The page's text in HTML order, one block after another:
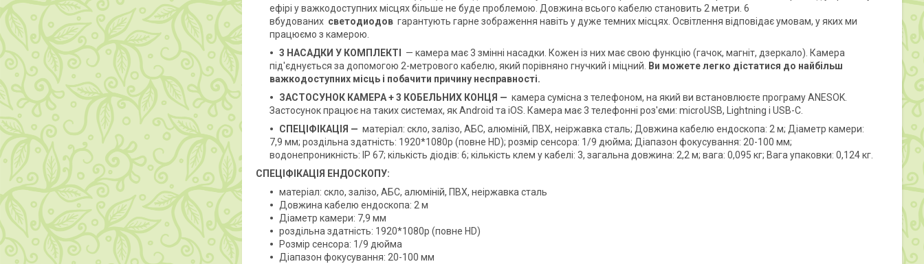
ефірі у важкодоступних місцях більше не буде проблемою. Довжина всього кабелю становить 2 метри. 6
вбудованих светодиодов гарантують гарне зображення навіть у дуже темних місцях. Освітлення відповідає умовам, у яких ми
працюємо з камерою.
3 НАСАДКИ У КОМПЛЕКТІ
— камера має 3 змінні насадки. Кожен із них має свою функцію (гачок, магніт, дзеркало). Камера
під'єднується за допомогою 2-метрового кабелю, який порівняно гнучкий і міцний.
Ви можете легко дістатися до найбільш
важкодоступних місць і побачити причину несправності.
ЗАСТОСУНОК КАМЕРА + 3 КОБЕЛЬНИХ КОНЦЯ — камера сумісна з телефоном, на який ви встановлюєте програму ANESOK.
Застосунок працює на таких системах, як Android та iOS. Камера має 3 телефонні роз'єми: microUSB, Lightning і USB-C.
СПЕЦІФІКАЦІЯ — матеріал: скло, залізо, АБС, алюміній, ПВХ, неіржавка сталь; Довжина кабелю ендоскопа: 2 м; Діаметр камери:
7,9 мм; роздільна здатність: 1920*1080p (повне HD); розмір сенсора: 1/9 дюйма; Діапазон фокусування: 20-100 мм;
водонепроникність: IP 67; кількість діодів: 6; кількість клем у кабелі: 3, загальна довжина: 2,2 м; вага: 0,095 кг; Вага упаковки: 0,124 кг.
СПЕЦІФІКАЦІЯ ЕНДОСКОПУ:
матеріал: скло, залізо, АБС, алюміній, ПВХ, неіржавка сталь
Довжина кабелю ендоскопа: 2 м
Діаметр камери: 7,9 мм
роздільна здатність: 1920*1080p (повне HD)
Розмір сенсора: 1/9 дюйма
Діапазон фокусування: 20-100 мм